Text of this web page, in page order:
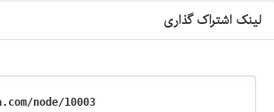
لینک اشتراک گذاری